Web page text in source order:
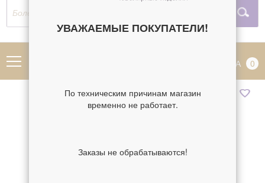
КОРЗИНА 0
УВАЖАЕМЫЕ ПОКУПАТЕЛИ!
По техническим причинам магазин
временно не работает.
Заказы не обрабатываются!